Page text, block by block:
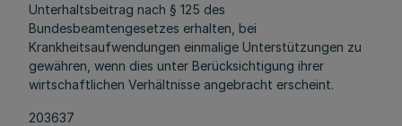
Unterhaltsbeitrag nach § 125 des
Bundesbeamtengesetzes erhalten, bei
Krankheitsaufwendungen einmalige Unterstützungen zu
gewähren, wenn dies unter Berücksichtigung ihrer
wirtschaftlichen Verhältnisse angebracht erscheint.
203637